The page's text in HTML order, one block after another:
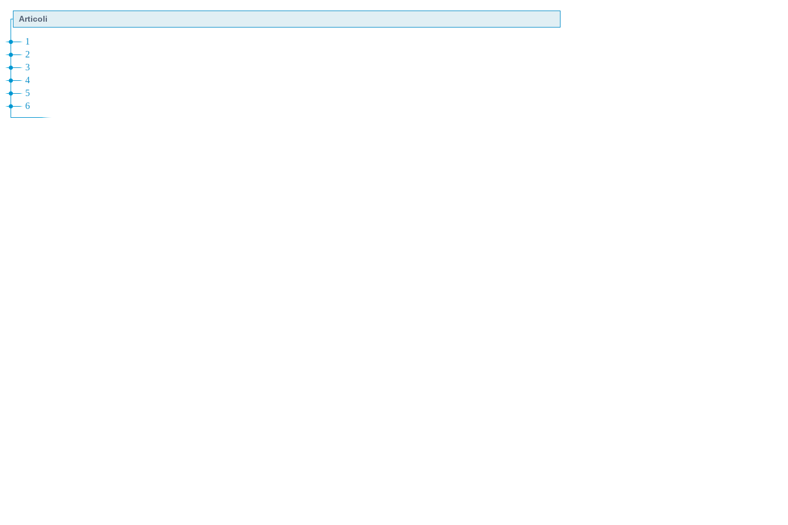
Articoli
1
2
3
4
5
6